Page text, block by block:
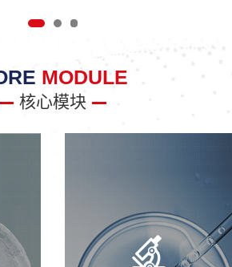
MODULE
核心模块